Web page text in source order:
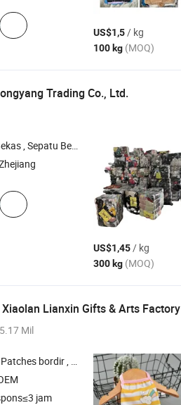
US$1,5/ kg
100 kg (MOQ)
Trading Co., Ltd.
Bekas , Tas Bekas
US$1,45/ kg
300 kg (MOQ)
Lianxin Gifts & Arts Factory
5.17 Mil
, Kerah hewan peliharaan , Tali hewan peliharaan
jam